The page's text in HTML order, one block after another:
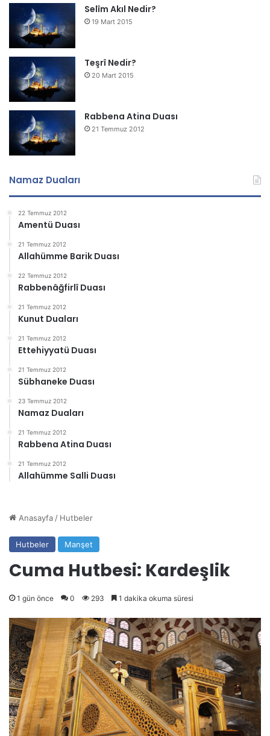
Selîm Akıl Nedir?
19 Mart 2015
Teşrî Nedir?
20 Mart 2015
Rabbena Atina Duası
21 Temmuz 2012
Namaz Duaları
22 Temmuz 2012
Amentü Duası
21 Temmuz 2012
Allahümme Barik Duası
22 Temmuz 2012
Rabbenâğfirlî Duası
21 Temmuz 2012
Kunut Duaları
21 Temmuz 2012
Ettehiyyatü Duası
21 Temmuz 2012
Sübhaneke Duası
23 Temmuz 2012
Namaz Duaları
21 Temmuz 2012
Rabbena Atina Duası
21 Temmuz 2012
Allahümme Salli Duası